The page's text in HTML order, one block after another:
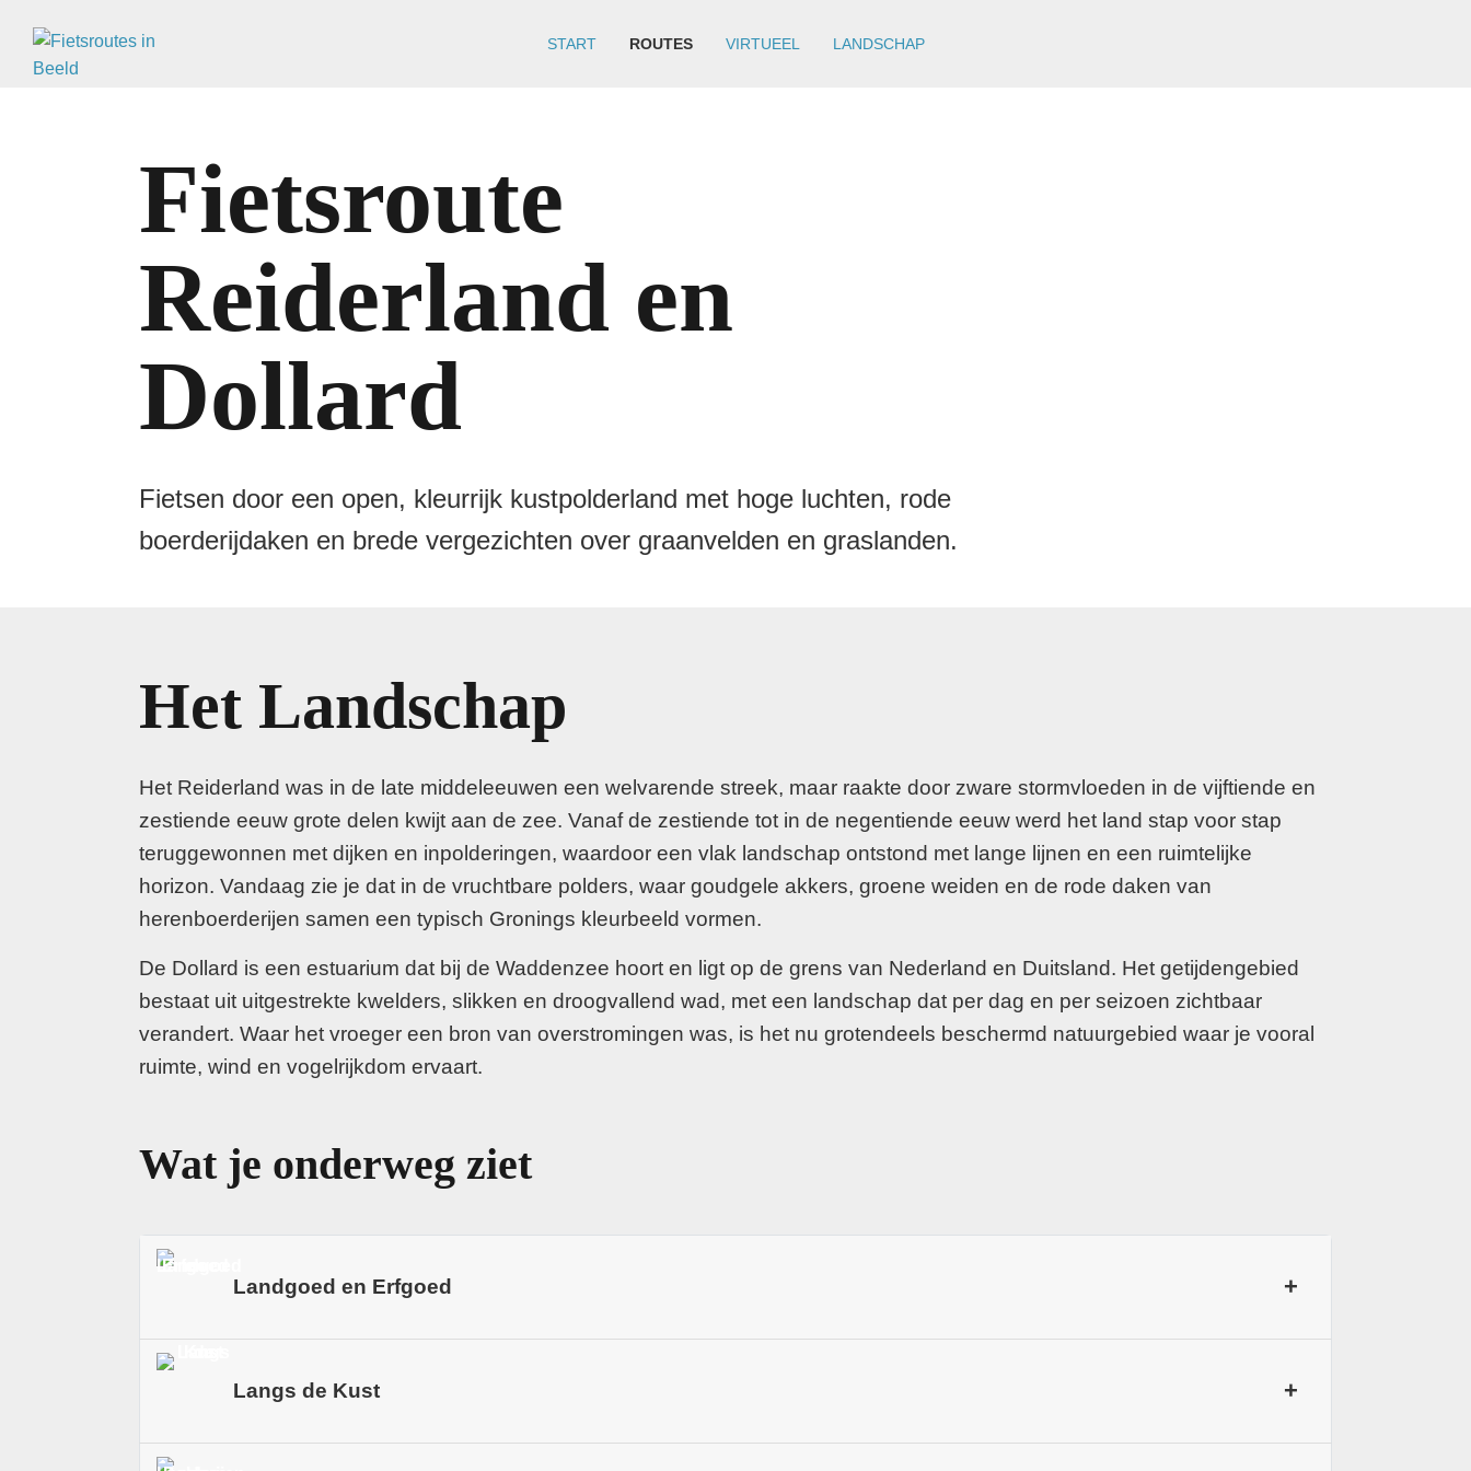
START ROUTES VIRTUEEL LANDSCHAP
Fietsroute
Reiderland en
Dollard
Fietsen door een open, kleurrijk kustpolderland met hoge luchten, rode
boerderijdaken en brede vergezichten over graanvelden en graslanden.
Het Landschap
Het Reiderland was in de late middeleeuwen een welvarende streek, maar raakte door zware stormvloeden in de vijftiende en
zestiende eeuw grote delen kwijt aan de zee. Vanaf de zestiende tot in de negentiende eeuw werd het land stap voor stap
teruggewonnen met dijken en inpolderingen, waardoor een vlak landschap ontstond met lange lijnen en een ruimtelijke
horizon. Vandaag zie je dat in de vruchtbare polders, waar goudgele akkers, groene weiden en de rode daken van
herenboerderijen samen een typisch Gronings kleurbeeld vormen.
De Dollard is een estuarium dat bij de Waddenzee hoort en ligt op de grens van Nederland en Duitsland. Het getijdengebied
bestaat uit uitgestrekte kwelders, slikken en droogvallend wad, met een landschap dat per dag en per seizoen zichtbaar
verandert. Waar het vroeger een bron van overstromingen was, is het nu grotendeels beschermd natuurgebied waar je vooral
ruimte, wind en vogelrijkdom ervaart.
Wat je onderweg ziet
Landgoed en Erfgoed +
Delfzijl geeft de route een duidelijk maritiem karakter, met havenhistorie en herkenbare sporen van water en handel. In
plaatsen als Termunterzijl en Drieborg rijd je door oud cultuurland langs dijklinten, sluizen en karakteristieke bebouwing die
Langs de Kust +